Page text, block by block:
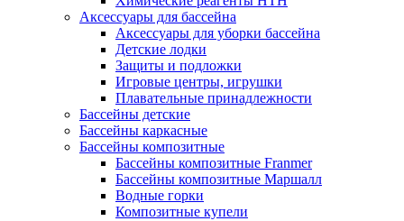
Аксессуары для бассейна
Аксессуары для уборки бассейна
Детские лодки
Защиты и подложки
Игровые центры, игрушки
Плавательные принадлежности
Бассейны детские
Бассейны каркасные
Бассейны композитные
Бассейны композитные Franmer
Бассейны композитные Маршалл
Водные горки
Композитные купели